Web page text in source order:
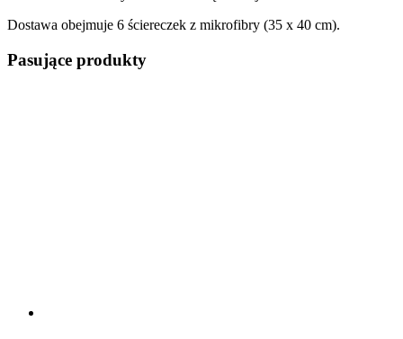
Dostawa obejmuje 6 ściereczek z mikrofibry (35 x 40 cm).
Pasujące produkty